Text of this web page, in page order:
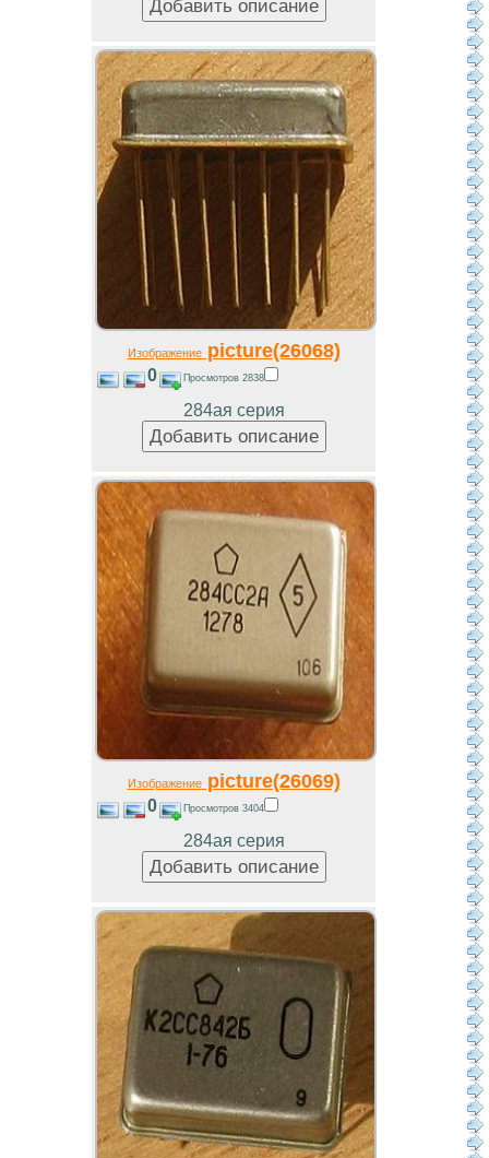
Изображениеpicture(26068)
0 Просмотров 2838
284ая серия
Изображениеpicture(26069)
0 Просмотров 3404
284ая серия